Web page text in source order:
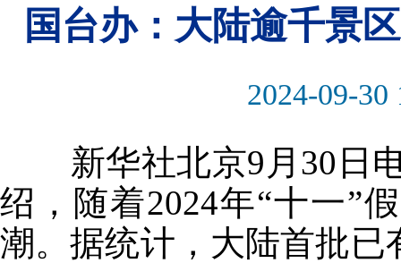
国台办：大陆逾千景
2024-09-30
新华社北京9月30日电
绍，随着2024年“十一”
潮。据统计，大陆首批已